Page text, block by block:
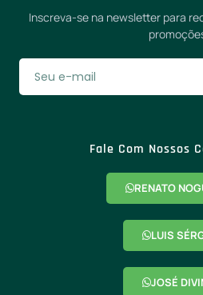
Inscreva-se na newsletter para
Fale Com Nossos
RENATO
LUIS
JOSÉ